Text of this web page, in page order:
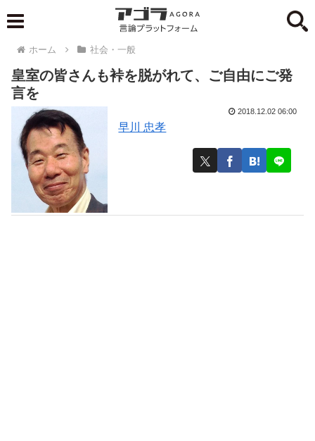
ホーム 社会・一般
皇室の皆さんも裃を脱がれて、ご自由にご発
言を
早川 忠孝
2018.12.02 06:00